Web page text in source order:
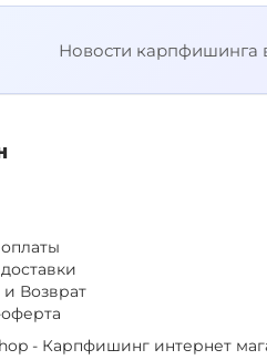
Новости карпфишинга
и Возврат
- Карпфишинг интернет